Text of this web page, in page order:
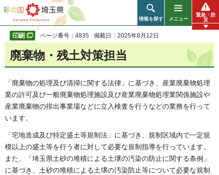
彩の国 埼玉県
情報を探す メニュー
緊急・防
災
ページ番号：4835 掲載日：2025年8月12日
廃棄物・残土対策担当
「廃棄物の処理及び清掃に関する法律」に基づき、産業廃棄物処理
業の許可及び一般廃棄物処理施設及び産業廃棄物処理業関係施設や
産業廃棄物の排出事業場などに立入検査を行うなどの業務を行って
います。
「宅地造成及び特定盛土等規制法」に基づき、規制区域内で一定規
模以上の盛土等を行う者に対して必要な規制指導を行っています。
また、「埼玉県土砂の堆積による土壌の汚染の防止に関する条例」
に基づき、土砂の堆積による土壌の汚染防止等について必要な規制